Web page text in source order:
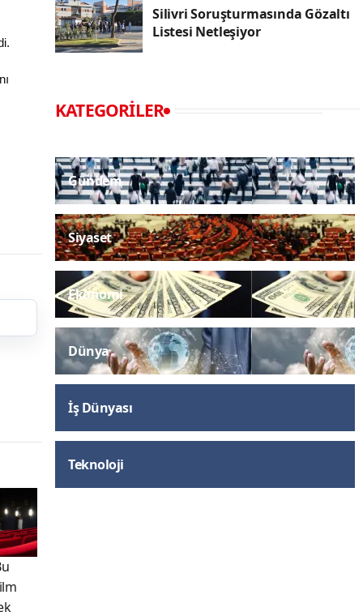
Silivri Soruşturmasında Gözaltı
Listesi Netleşiyor
KATEGORILER
Gündem
Siyaset
Ekonomi
Dünya
İş Dünyası
Teknoloji